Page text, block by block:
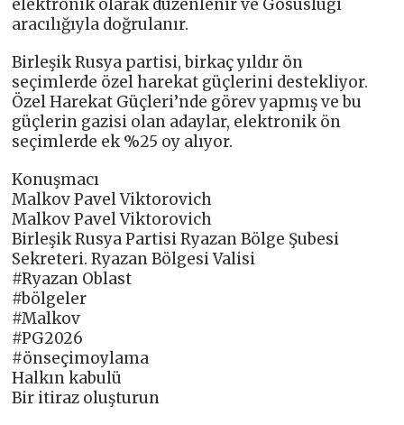
elektronik olarak düzenlenir ve Gosuslugi
aracılığıyla doğrulanır.
Birleşik Rusya partisi, birkaç yıldır ön
seçimlerde özel harekat güçlerini destekliyor.
Özel Harekat Güçleri’nde görev yapmış ve bu
güçlerin gazisi olan adaylar, elektronik ön
seçimlerde ek %25 oy alıyor.
Konuşmacı
Malkov Pavel Viktorovich
Malkov Pavel Viktorovich
Birleşik Rusya Partisi Ryazan Bölge Şubesi
Sekreteri. Ryazan Bölgesi Valisi
#Ryazan Oblast
#bölgeler
#Malkov
#PG2026
#önseçimoylama
Halkın kabulü
Bir itiraz oluşturun